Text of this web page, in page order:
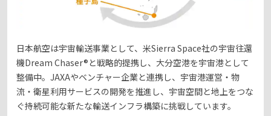
日本航空は宇宙輸送事業として、米Sierra Space社の宇宙往還
機Dream Chaser®と戦略的提携し、大分空港を宇宙港として
整備中。JAXAやベンチャー企業と連携し、宇宙港運営・物
流・衛星利用サービスの開発を推進し、宇宙空間と地上をつな
ぐ持続可能な新たな輸送インフラ構築に挑戦しています。